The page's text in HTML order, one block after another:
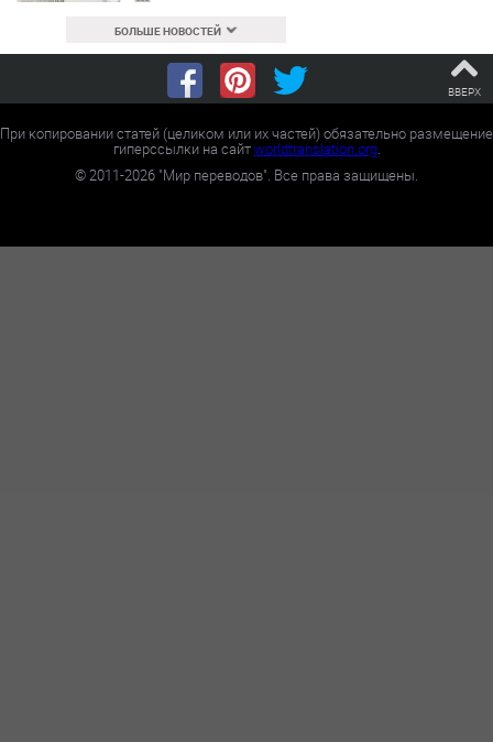
БОЛЬШЕ НОВОСТЕЙ
ВВЕРХ
При копировании статей (целиком или их частей) обязательно размещение
гиперссылки на сайтworldtranslation.org.
©2011-2026 "Мир переводов". Все права защищены.